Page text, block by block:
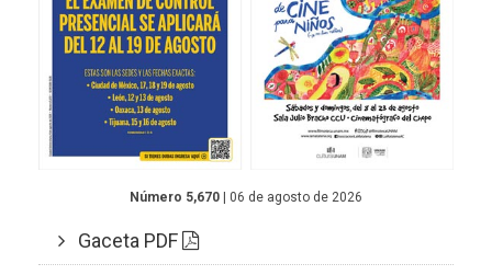
Número 5,670 | 06 de agosto de 2026
Gaceta PDF